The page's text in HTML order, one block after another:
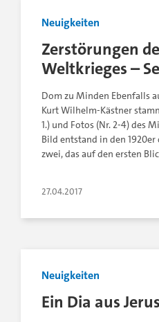
Neuigkeiten
Zerstörungen
Weltkrieges –
Dom zu Minden Ebenfalls
Kurt Wilhelm-Kästner
1.) und Fotos (Nr. 2-4) des
Bild entstand in den 1920er
zwei, das auf den ersten
27.04.2017
Neuigkeiten
Ein Dia aus